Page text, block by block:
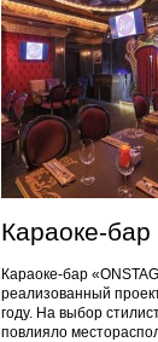
Караоке-бар
Караоке-бар
реализованный
году. На выбор
повлияло